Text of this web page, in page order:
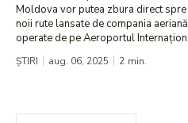
Moldova vor putea zbura direct
noii rute lansate de compania aeriană Wizz Air.
operate de pe Aeroportul
ȘTIRI aug. 06, 2025 2 min.